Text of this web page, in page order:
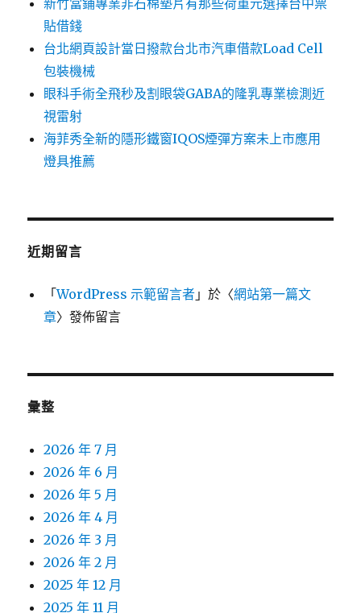
新竹當鋪專業非石棉墊片有那些荷重元選擇台中票
貼借錢
台北網頁設計當日撥款台北市汽車借款Load Cell
包裝機械
眼科手術全飛秒及割眼袋GABA的隆乳專業檢測近
視雷射
海菲秀全新的隱形鐵窗IQOS煙彈方案未上市應用
燈具推薦
近期留言
「WordPress 示範留言者 」於〈網站第一篇文
章〉發佈留言
彙整
2026 年 7 月
2026 年 6 月
2026 年 5 月
2026 年 4 月
2026 年 3 月
2026 年 2 月
2025 年 12 月
2025 年 11 月